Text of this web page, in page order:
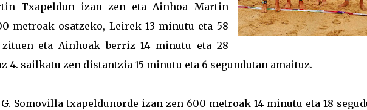
Txapeldun izan zen eta Ainhoa Martin
metroak osatzeko, Leirek 13 minutu eta 58
eta Ainhoak berriz 14 minutu eta 28
4. sailkatu zen distantzia 15 minutu eta 6 segundutan amaituz.
Somovilla txapeldunorde izan zen 600 metroak 14 minutu eta 18